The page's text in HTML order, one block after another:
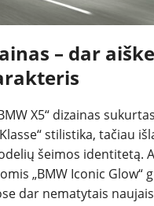
– dar
X5“ dizainas
stilistika, tačiau
šeimos identitetą.
„BMW Iconic Glow“
dar nematytais naujais